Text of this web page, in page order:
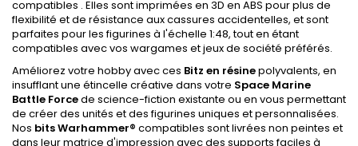
compatibles . Elles sont imprimées en 3D en ABS pour plus de
flexibilité et de résistance aux cassures accidentelles, et sont
parfaites pour les figurines à l'échelle 1:48, tout en étant
compatibles avec vos wargames et jeux de société préférés.
Améliorez votre hobby avec ces Bitz en résinepolyvalents, en
insufflant une étincelle créative dans votre Space Marine
Battle Forcede science-fiction existante ou en vous permettant
de créer des unités et des figurines uniques et personnalisées.
Nos bits Warhammer® compatibles sont livrées non peintes et
dans leur matrice d'impression avec des supports faciles à